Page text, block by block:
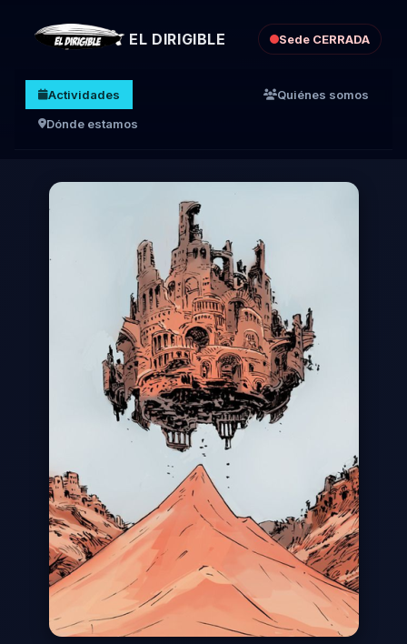
EL DIRIGIBLE Sede CERRADA
Actividades
Quiénes somos
Dónde estamos